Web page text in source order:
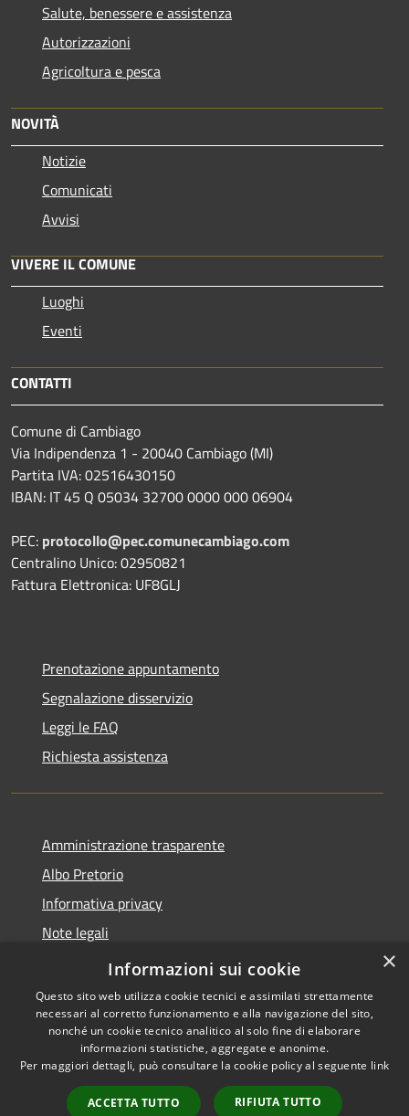
Salute, benessere e assistenza
Autorizzazioni
Agricoltura e pesca
NOVITÀ
Notizie
Comunicati
Avvisi
VIVERE IL COMUNE
Luoghi
Eventi
CONTATTI
Comune di Cambiago
Via Indipendenza 1 - 20040 Cambiago (MI)
Partita IVA: 02516430150
IBAN: IT 45 Q 05034 32700 0000 000 06904
PEC: protocollo@pec.comunecambiago.com
Centralino Unico: 02950821
Fattura Elettronica: UF8GLJ
Prenotazione appuntamento
Segnalazione disservizio
Leggi le FAQ
Richiesta assistenza
Amministrazione trasparente
Albo Pretorio
Informativa privacy
Note legali
Dichiarazione di accessibilità
Accessibilità
Copyright © 2026 • Comune di
Cambiago • Powered by
Municipium•
Accesso
×
Informazioni sui cookie
Questo sito web utilizza cookie tecnici e assimilati strettamente
necessari al corretto funzionamento e alla navigazione del sito,
nonché un cookie tecnico analitico al solo fine di elaborare
informazioni statistiche, aggregate e anonime.
Per maggiori dettagli, può consultare la cookie policy al seguente link
ACCETTA TUTTO RIFIUTA TUTTO